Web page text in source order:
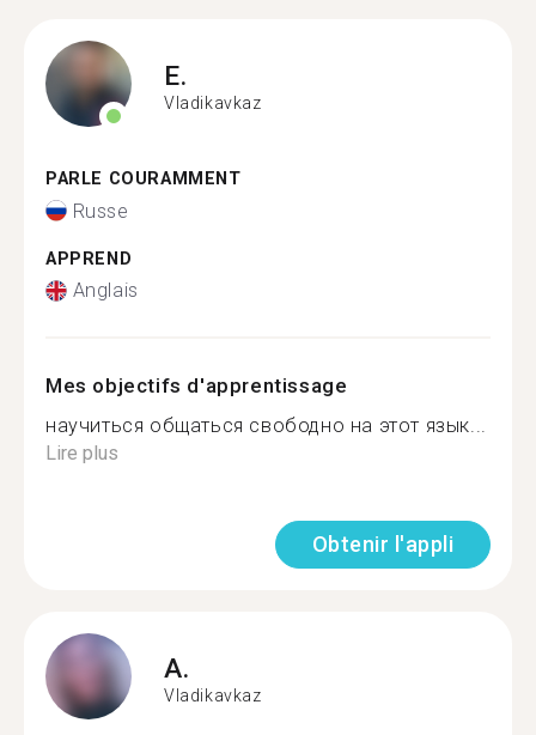
E.
Vladikavkaz
PARLE COURAMMENT
Russe
APPREND
Anglais
Mes objectifs d'apprentissage
научиться общаться свободно на этот язык...
Lire plus
Obtenir l'appli
A.
Vladikavkaz